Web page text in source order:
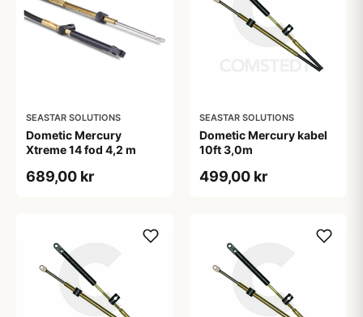
SEASTAR SOLUTIONS
Dometic Mercury
Xtreme 14 fod 4,2 m
689,00 kr
SEASTAR SOLUTIONS
Dometic Mercury kabel
10ft 3,0m
499,00 kr